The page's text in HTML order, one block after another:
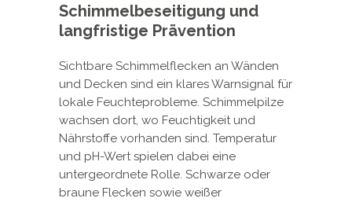
Schimmelbeseitigung und
langfristige Prävention
Sichtbare Schimmelflecken an Wänden
und Decken sind ein klares Warnsignal für
lokale Feuchteprobleme. Schimmelpilze
wachsen dort, wo Feuchtigkeit und
Nährstoffe vorhanden sind. Temperatur
und pH-Wert spielen dabei eine
untergeordnete Rolle. Schwarze oder
braune Flecken sowie weißer